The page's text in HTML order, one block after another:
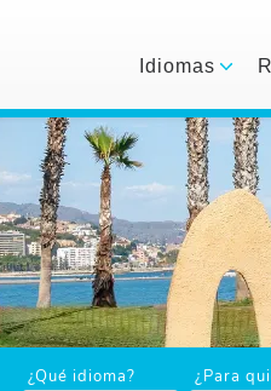
Idiomas
¿Qué idioma? ¿Para